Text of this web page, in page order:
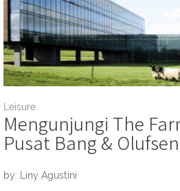
Leisure
Mengunjungi The
Pusat Bang & Olufsen
by: Liny Agustini